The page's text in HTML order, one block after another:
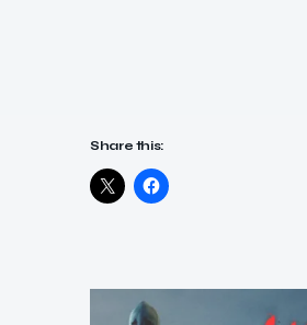
Share this: